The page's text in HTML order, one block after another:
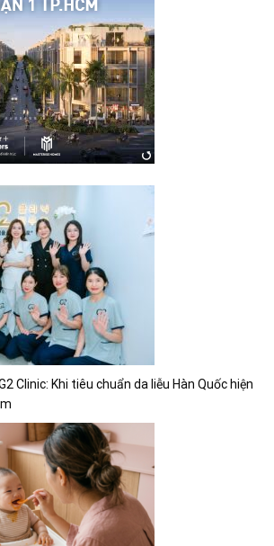
Clinic: Khi tiêu chuẩn da liễu Hàn Quốc hiện